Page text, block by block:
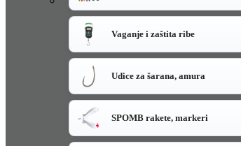
Vaganje i zaštita ribe
Udice za šarana, amura
SPOMB rakete, markeri